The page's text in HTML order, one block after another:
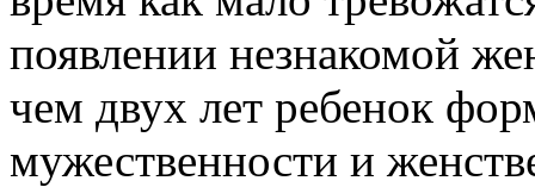
появлении незнакомой
чем двух лет ребенок
мужественности и